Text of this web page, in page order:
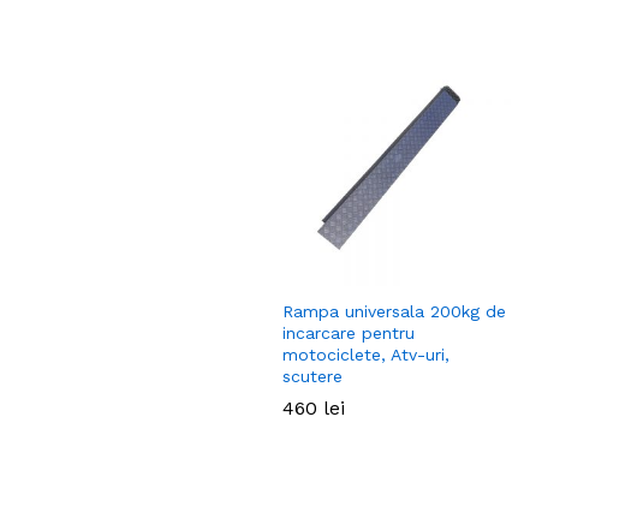
Rampa universala 200kg de
incarcare pentru
motociclete, Atv-uri,
scutere
460 lei
460 lei